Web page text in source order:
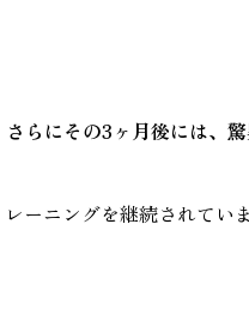
さらにその3ヶ月後には、
ーニングを継続されてい